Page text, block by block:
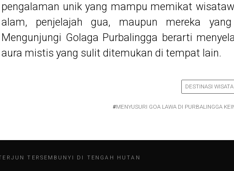
pengalaman unik yang mampu memikat
alam, penjelajah gua, maupun mereka
Mengunjungi Golaga Purbalingga berarti
aura mistis yang sulit ditemukan di tempat lain.
DESTINASI WISATA
#MENYUSURI GOA LAWA DI PURBALINGGA
TERSEMBUNYI DI TENGAH HUTAN